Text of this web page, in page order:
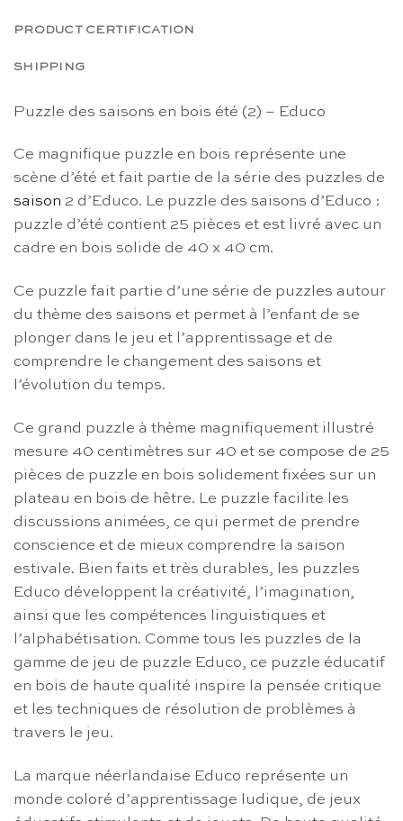
PRODUCT CERTIFICATION
SHIPPING
Puzzle des saisons en bois été (2) – Educo
Ce magnifique puzzle en bois représente une
scène d’été et fait partie de la série des puzzles de
saison 2 d’Educo. Le puzzle des saisons d’Educo :
puzzle d’été contient 25 pièces et est livré avec un
cadre en bois solide de 40 x 40 cm.
Ce puzzle fait partie d’une série de puzzles autour
du thème des saisons et permet à l’enfant de se
plonger dans le jeu et l’apprentissage et de
comprendre le changement des saisons et
l’évolution du temps.
Ce grand puzzle à thème magnifiquement illustré
mesure 40 centimètres sur 40 et se compose de 25
pièces de puzzle en bois solidement fixées sur un
plateau en bois de hêtre. Le puzzle facilite les
discussions animées, ce qui permet de prendre
conscience et de mieux comprendre la saison
estivale. Bien faits et très durables, les puzzles
Educo développent la créativité, l’imagination,
ainsi que les compétences linguistiques et
l’alphabétisation. Comme tous les puzzles de la
gamme de jeu de puzzle Educo, ce puzzle éducatif
en bois de haute qualité inspire la pensée critique
et les techniques de résolution de problèmes à
travers le jeu.
La marque néerlandaise Educo représente un
monde coloré d’apprentissage ludique, de jeux